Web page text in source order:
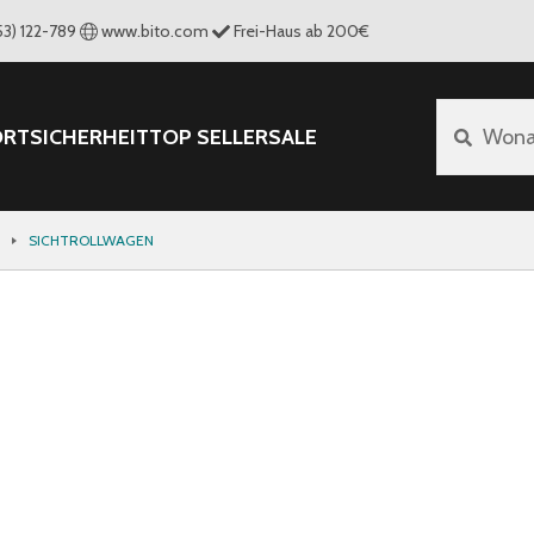
122-789 www.bito.com Frei-Haus ab 200€
SICHERHEITTOP SELLERSALE
SICHTROLLWAGEN